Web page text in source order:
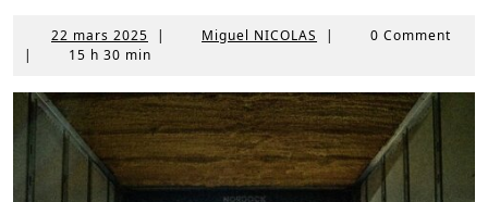
22 mars 2025 22
mars
| Miguel NICOLAS Miguel
|
0 Comment
|
15 h 30 min